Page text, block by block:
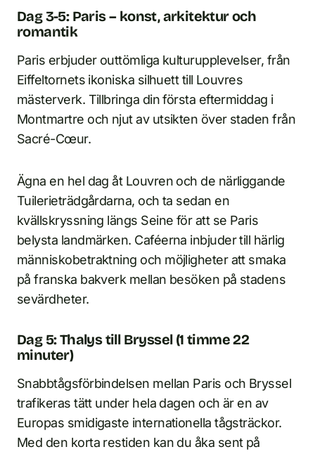
Dag 3-5: Paris – konst, arkitektur och
romantik
Paris erbjuder outtömliga kulturupplevelser, från
Eiffeltornets ikoniska silhuett till Louvres
mästerverk. Tillbringa din första eftermiddag i
Montmartre och njut av utsikten över staden från
Sacré-Cœur.
Ägna en hel dag åt Louvren och de närliggande
Tuilerieträdgårdarna, och ta sedan en
kvällskryssning längs Seine för att se Paris
belysta landmärken. Caféerna inbjuder till härlig
människobetraktning och möjligheter att smaka
på franska bakverk mellan besöken på stadens
sevärdheter.
Dag 5: Thalys till Bryssel (1 timme 22
minuter)
Snabbtågsförbindelsen mellan Paris och Bryssel
trafikeras tätt under hela dagen och är en av
Europas smidigaste internationella tågsträckor.
Med den korta restiden kan du åka sent på